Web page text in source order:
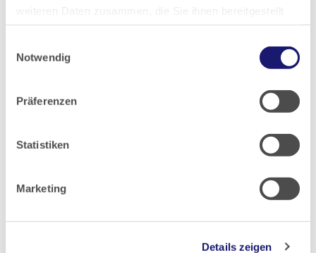
haben oder die sie im Rahmen Ihrer Nutzung der Dienste
Notwendig
Präferenzen
Statistiken
Marketing
Details zeigen
2016
2015
2014
2013
2012
2011